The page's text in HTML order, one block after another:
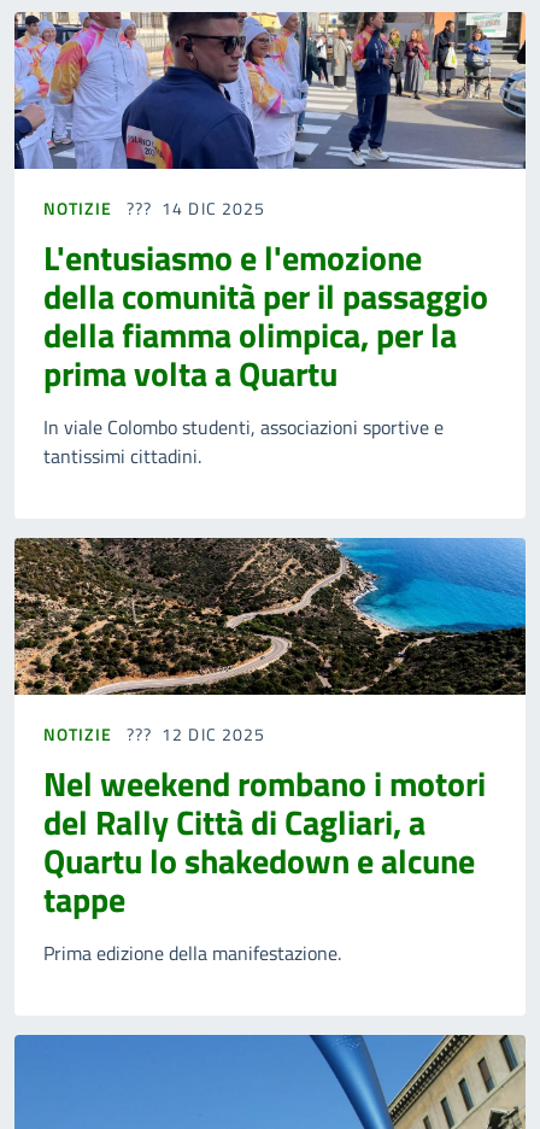
NOTIZIE 14 DIC 2025
L'entusiasmo e l'emozione
della comunità per il passaggio
della fiamma olimpica, per la
prima volta a Quartu
In viale Colombo studenti, associazioni sportive e
tantissimi cittadini.
NOTIZIE 12 DIC 2025
Nel weekend rombano i motori
del Rally Città di Cagliari, a
Quartu lo shakedown e alcune
tappe
Prima edizione della manifestazione.